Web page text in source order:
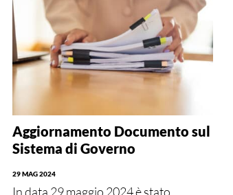
Aggiornamento Documento sul
Sistema di Governo
29 MAG 2024
In data 29 maggio 2024 è stato